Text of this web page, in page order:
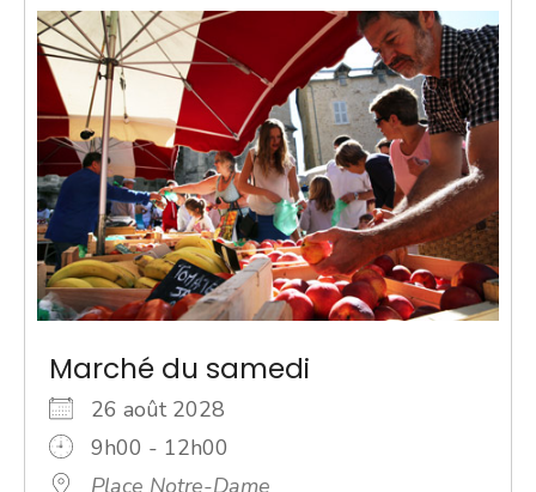
Marché du samedi
26 août 2028
9h00 - 12h00
Place Notre-Dame